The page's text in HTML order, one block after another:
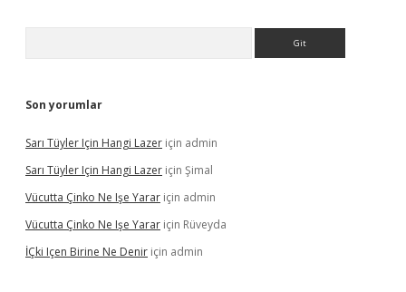
Son yorumlar
Sarı Tüyler Için Hangi Lazer için admin
Sarı Tüyler Için Hangi Lazer için Şimal
Vücutta Çinko Ne Işe Yarar için admin
Vücutta Çinko Ne Işe Yarar için Rüveyda
İÇki Içen Birine Ne Denir için admin